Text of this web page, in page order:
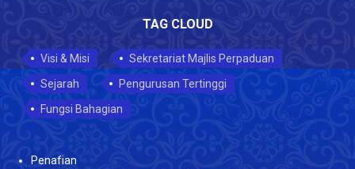
TAG CLOUD
Visi & Misi
Sekretariat Majlis Perpaduan
Sejarah
Pengurusan Tertinggi
Fungsi Bahagian
Penafian